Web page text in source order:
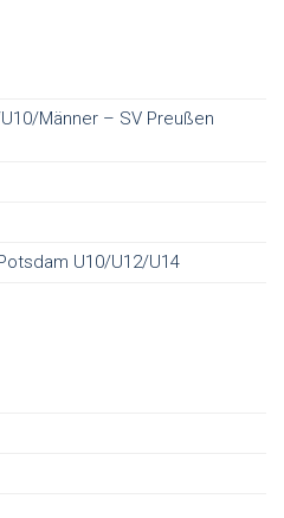
Männer – SV Preußen
U10/U12/U14